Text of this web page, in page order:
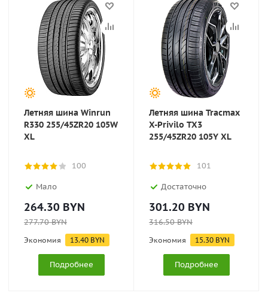
Летняя шина Winrun
R330 255/45ZR20 105W
XL
100
Мало
264.30 BYN
277.70BYN
Экономия 13.40 BYN
Подробнее
Летняя шина Tracmax
X-Privilo TX3
255/45ZR20 105Y XL
101
Достаточно
301.20 BYN
316.50BYN
Экономия 15.30 BYN
Подробнее